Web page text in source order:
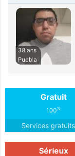
38 ans
Puebla
Gratuit
100%
Services gratuits
Sérieux